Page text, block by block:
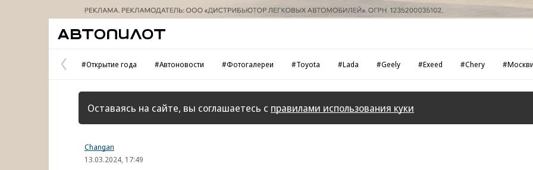
Предыдущая
страница
#Открытие года #Автоновости #Фотогалереи #Toyota #Lada #Geely #Exeed #Chery
Оставаясь на сайте, вы соглашаетесь с правилами использования куки
Changan
13.03.2024, 17:49